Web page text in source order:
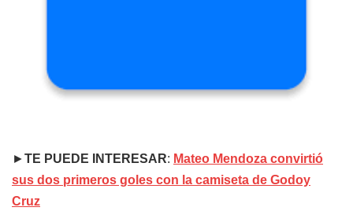
►TE PUEDE INTERESAR: Mateo Mendoza convirtió
sus dos primeros goles con la camiseta de Godoy
Cruz